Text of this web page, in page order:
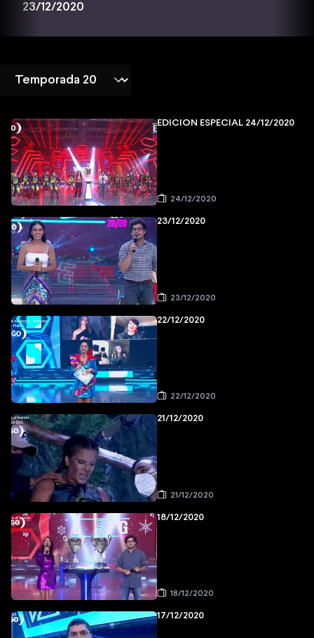
23/12/2020
EDICIÓN ESPECIAL 24/12/2020
24/12/2020
23/12/2020
23/12/2020
22/12/2020
22/12/2020
21/12/2020
21/12/2020
18/12/2020
18/12/2020
17/12/2020